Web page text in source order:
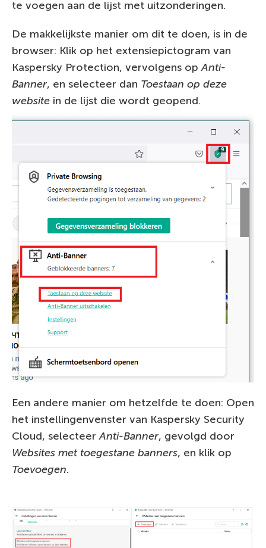
te voegen aan de lijst met uitzonderingen.
De makkelijkste manier om dit te doen, is in de
browser: Klik op het extensiepictogram van
Kaspersky Protection, vervolgens opAnti-
Banner, en selecteer dan Toestaan op deze
website in de lijst die wordt geopend.
Een andere manier om hetzelfde te doen: Open
het instellingenvenster van Kaspersky Security
Cloud, selecteerAnti-Banner, gevolgd door
Websites met toegestane banners, en klik op
Toevoegen.